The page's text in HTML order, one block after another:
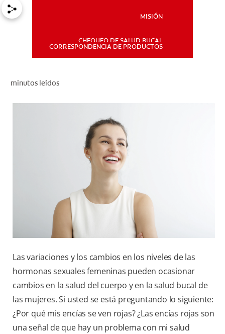
MISIÓN
CHEQUEO DE SALUD BUCAL
CORRESPONDENCIA DE PRODUCTOS
minutos leídos
Las variaciones y los cambios en los niveles de las
hormonas sexuales femeninas pueden ocasionar
cambios en la salud del cuerpo y en la salud bucal de
las mujeres. Si usted se está preguntando lo siguiente:
¿Por qué mis encías se ven rojas? ¿Las encías rojas son
una señal de que hay un problema con mi salud